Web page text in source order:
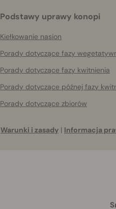
Podstawy uprawy konopi
Kiełkowanie nasion
Porady dotyczące fazy
Porady dotyczące fazy kwitnienia
Porady dotyczące późnej fazy
Porady dotyczące zbiorów
Warunki i zasady | Informacja